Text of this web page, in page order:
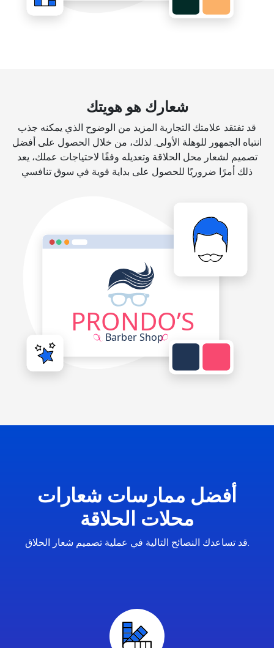
شعارك هو هويتك
قد تفتقد علامتك التجارية المزيد من الوضوح الذي يمكنه جذب
انتباه الجمهور للوهلة الأولى. لذلك، من خلال الحصول على أفضل
تصميم لشعار محل الحلاقة وتعديله وفقًا لاحتياجات عملك، يعد
ذلك أمرًا ضروريًا للحصول على بداية قوية في سوق تنافسي
أفضل ممارسات شعارات
محلات الحلاقة
قد تساعدك النصائح التالية في عملية تصميم شعار الحلاق.